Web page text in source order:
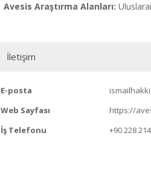
Avesis Araştırma Alanları:
İletişim
E-posta
Web Sayfası
https://
İş Telefonu
+90 228